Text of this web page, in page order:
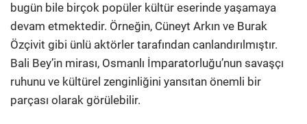
bugün bile birçok popüler kültür eserinde yaşamaya
devam etmektedir. Örneğin, Cüneyt Arkın ve Burak
Özçivit gibi ünlü aktörler tarafından canlandırılmıştır.
Bali Bey’in mirası, Osmanlı İmparatorluğu’nun savaşçı
ruhunu ve kültürel zenginliğini yansıtan önemli bir
parçası olarak görülebilir.